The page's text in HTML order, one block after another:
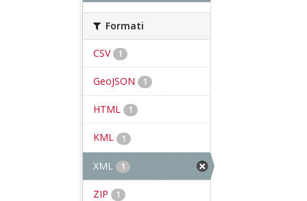
Formati
CSV 1
GeoJSON 1
HTML 1
KML 1
XML 1
ZIP 1